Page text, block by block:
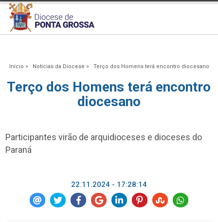
Início > Notícias da Diocese > Terço dos Homens terá encontro diocesano
Terço dos Homens terá encontro
diocesano
Participantes virão de arquidioceses e dioceses do
Paraná
22.11.2024 - 17:28:14